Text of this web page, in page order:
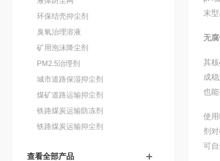
环保结壳抑尘剂
臭氧治理溶液
矿用泡沫降尘剂
PM2.5治理剂
城市道路保湿抑尘剂
煤矿道路运输抑尘剂
铁路煤炭运输防冻剂
铁路煤炭运输抑尘剂
查看全部产品
末
无
其
成
也
使
剂
可